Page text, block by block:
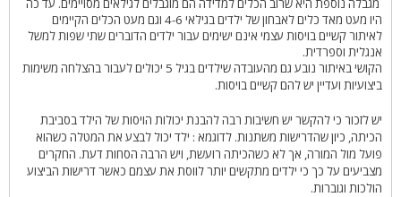
מגבלה נוספת היא שרוב הכלים למדידה הם מוגבלים לגילאים מסויימים. עד כה
היו מעט מאד כלים לאבחון של ילדים בגילאי 4-6
וגם מעט הכלים הקיימים
לאיתור קשיים בויסות עצמי אינם ישימים עבור ילדים הדוברים שתי שפות למשל
אנגלית וספרדית.
הקושי באיתור נובע גם מהעובדה שילדים בגיל 5 יכולים לעבור בהצלחה משימות
ביצועיות ועדיין יש להם קשיים בויסות.
יש לזכור כי להקשר יש חשיבות רבה להבנת יכולות הויסות של הילד בסביבת
הכיתה, כיון שהדרישות משתנות. לדוגמא : ילד יכול לבצע את המטלה כשהוא
פועל מול המורה, אך לא כשהכיתה רועשת, ויש הרבה הסחות דעת. החקרים
מצביעים על כך כי ילדים מתקשים יותר לווסת את עצמם כאשר דרישות הביצוע
הולכות וגוברות.